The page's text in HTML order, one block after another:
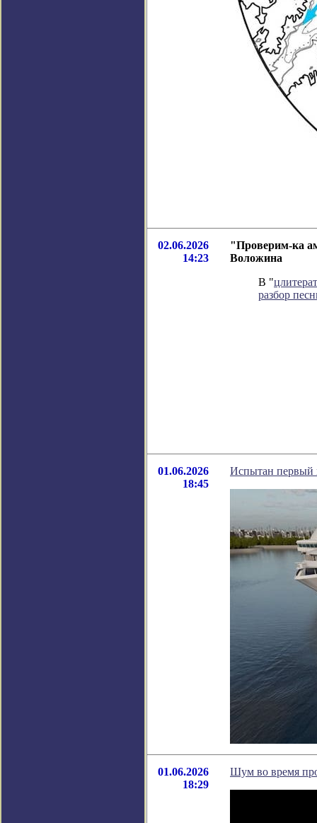
02.06.2026
14:23
"Проверим-ка
Воложина
В "
разбор
01.06.2026
18:45
Испытан первый
01.06.2026
18:29
Шум во время